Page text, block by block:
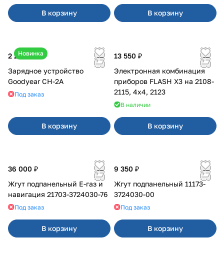
В корзину В корзину
Новинка
2 200 ₽
Зарядное устройство
Goodyear CH-2A
Под заказ
В корзину
13 550 ₽
Электронная комбинация
приборов FLASH X3 на 2108-
2115, 4х4, 2123
В наличии
В корзину
36 000 ₽
Жгут подпанельный Е-газ и
навигация 21703-3724030-76
Под заказ
В корзину
9 350 ₽
Жгут подпанельный 11173-
3724030-00
Под заказ
В корзину